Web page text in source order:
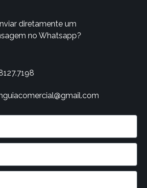
diretamente um
no Whatsapp?